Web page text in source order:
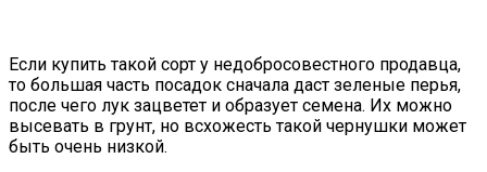
Если купить такой сорт у недобросовестного продавца,
то большая часть посадок сначала даст зеленые перья,
после чего лук зацветет и образует семена. Их можно
высевать в грунт, но всхожесть такой чернушки может
быть очень низкой.